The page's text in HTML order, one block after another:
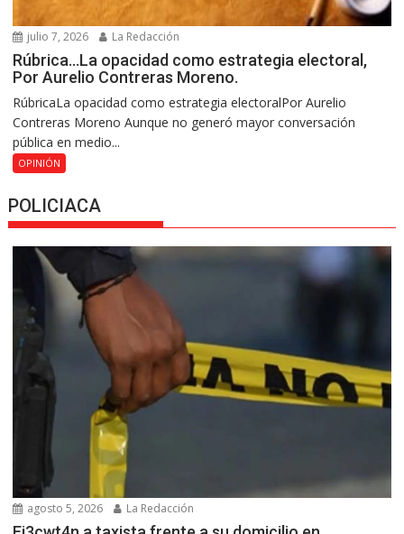
julio 7, 2026 La Redacción
Rúbrica…La opacidad como estrategia electoral,
Por Aurelio Contreras Moreno.
RúbricaLa opacidad como estrategia electoralPor Aurelio
Contreras Moreno Aunque no generó mayor conversación
pública en medio...
OPINIÓN
POLICIACA
agosto 5, 2026 La Redacción